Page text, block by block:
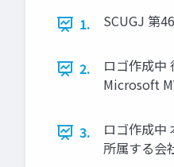
1.
SCUGJ 第
2.
ロゴ作成中
Microsoft
3.
ロゴ作成中
所属する会